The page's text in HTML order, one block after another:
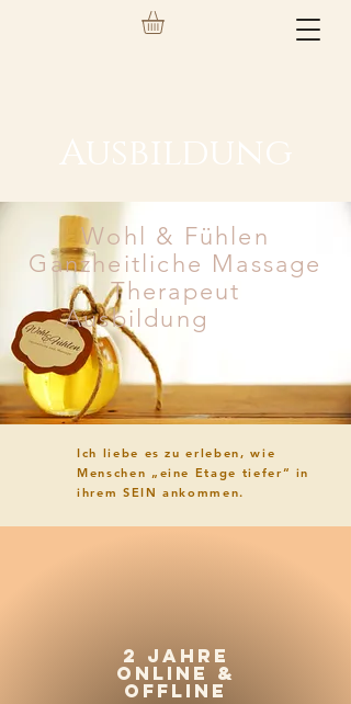
Ausbildung
Wohl & Fühlen
Ganzheitliche Massage
Therapeut
Ausbildung
Ich liebe es zu erleben, wie
Menschen „eine Etage tiefer“ in
ihrem SEIN ankommen.
2 Jahre
Online &
Offline